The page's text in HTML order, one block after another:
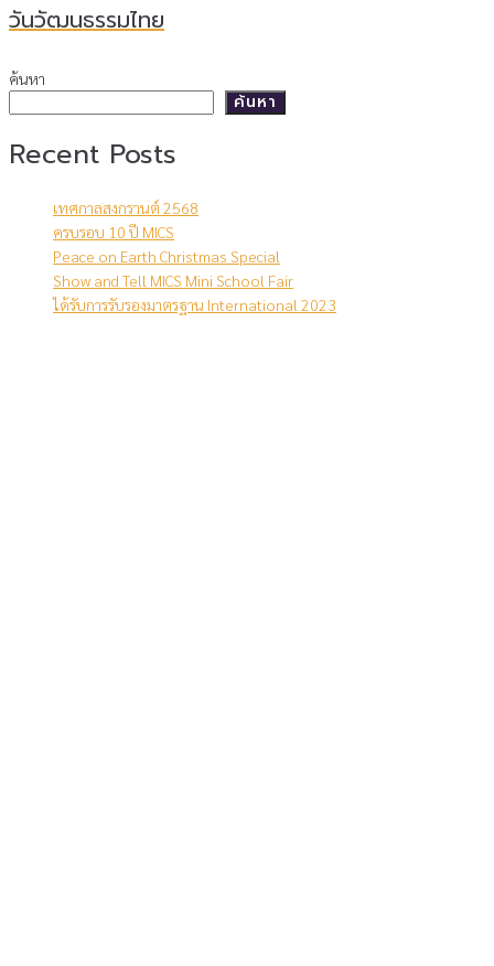
วันวัฒนธรรมไทย
ค้นหา
ค้นหา
Recent Posts
เทศกาลสงกรานต์ 2568
ครบรอบ 10 ปี MICS
Peace on Earth Christmas Special
Show and Tell MICS Mini School Fair
ได้รับการรับรองมาตรฐาน International 2023